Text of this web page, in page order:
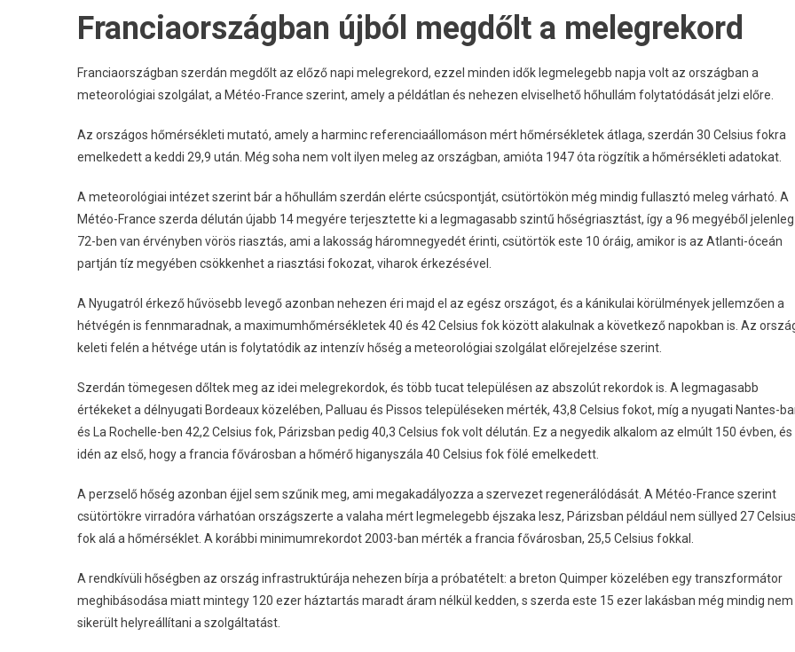
Franciaországban újból megdőlt a melegrekord
Franciaországban szerdán megdőlt az előző napi melegrekord, ezzel minden idők legmelegebb napja volt az országban a
meteorológiai szolgálat, a Météo-France szerint, amely a példátlan és nehezen elviselhető hőhullám folytatódását jelzi előre.
Az országos hőmérsékleti mutató, amely a harminc referenciaállomáson mért hőmérsékletek átlaga, szerdán 30 Celsius fokra
emelkedett a keddi 29,9 után. Még soha nem volt ilyen meleg az országban, amióta 1947 óta rögzítik a hőmérsékleti adatokat.
A meteorológiai intézet szerint bár a hőhullám szerdán elérte csúcspontját, csütörtökön még mindig fullasztó meleg várható. A
Météo-France szerda délután újabb 14 megyére terjesztette ki a legmagasabb szintű hőségriasztást, így a 96 megyéből jelenleg
72-ben van érvényben vörös riasztás, ami a lakosság háromnegyedét érinti, csütörtök este 10 óráig, amikor is az Atlanti-óceán
partján tíz megyében csökkenhet a riasztási fokozat, viharok érkezésével.
A Nyugatról érkező hűvösebb levegő azonban nehezen éri majd el az egész országot, és a kánikulai körülmények jellemzően a
hétvégén is fennmaradnak, a maximumhőmérsékletek 40 és 42 Celsius fok között alakulnak a következő napokban is. Az
keleti felén a hétvége után is folytatódik az intenzív hőség a meteorológiai szolgálat előrejelzése szerint.
Szerdán tömegesen dőltek meg az idei melegrekordok, és több tucat településen az abszolút rekordok is. A legmagasabb
értékeket a délnyugati Bordeaux közelében, Palluau és Pissos településeken mérték, 43,8 Celsius fokot, míg a nyugati Nantes-
és La Rochelle-ben 42,2 Celsius fok, Párizsban pedig 40,3 Celsius fok volt délután. Ez a negyedik alkalom az elmúlt 150 évben, és
idén az első, hogy a francia fővárosban a hőmérő higanyszála 40 Celsius fok fölé emelkedett.
A perzselő hőség azonban éjjel sem szűnik meg, ami megakadályozza a szervezet regenerálódását. A Météo-France szerint
csütörtökre virradóra várhatóan országszerte a valaha mért legmelegebb éjszaka lesz, Párizsban például nem süllyed 27 Celsius
fok alá a hőmérséklet. A korábbi minimumrekordot 2003-ban mérték a francia fővárosban, 25,5 Celsius fokkal.
A rendkívüli hőségben az ország infrastruktúrája nehezen bírja a próbatételt: a breton Quimper közelében egy transzformátor
meghibásodása miatt mintegy 120 ezer háztartás maradt áram nélkül kedden, s szerda este 15 ezer lakásban még mindig nem
sikerült helyreállítani a szolgáltatást.